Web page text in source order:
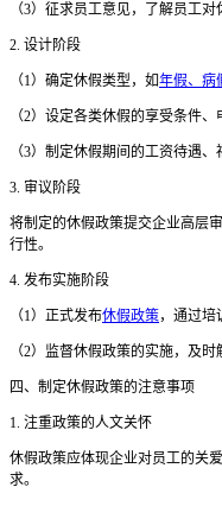
（3）征求员工意见，了解员工对
2. 设计阶段
（1）确定休假类型，如年假、病
（2）设定各类休假的享受条件、
（3）制定休假期间的工资待遇、
3. 审议阶段
将制定的休假政策提交企业高层
行性。
4. 发布实施阶段
（1）正式发布休假政策，通过培
（2）监督休假政策的实施，及时
四、制定休假政策的注意事项
1. 注重政策的人文关怀
休假政策应体现企业对员工的关
求。